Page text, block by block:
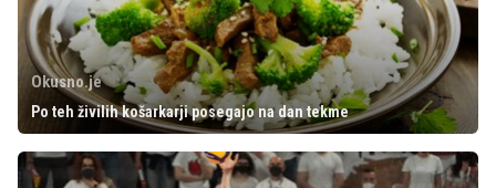
Okusno.je
Po teh živilih košarkarji posegajo na dan tekme